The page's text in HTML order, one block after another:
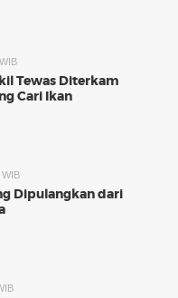
Tewas Diterkam
Cari Ikan
Dipulangkan dari